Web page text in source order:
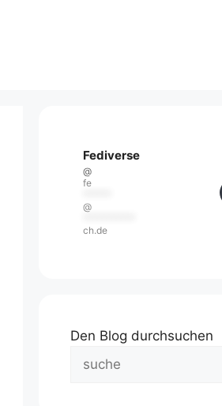
Fediverse
@
fe
@
ch.de
Den Blog durchsuchen